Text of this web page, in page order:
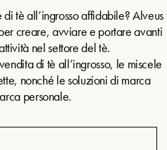
tè all’ingrosso affidabile? Alveus
creare, avviare e portare avanti
nel settore del tè.
di tè all’ingrosso, le miscele
nonché le soluzioni di marca
personale.